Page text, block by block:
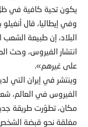
يكون تحية كافية في ظل
وفي إيطاليا، قال
البلاد، إن طبيعة
انتشار الفيروس، وحث
على غيرهم».
وينتشر في إيران التي
الفيروس في العالم،
مكان، تطوّرت طريقة
مغلقة نحو قبضة